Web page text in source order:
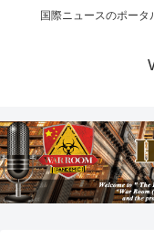
国際ニュースのポー